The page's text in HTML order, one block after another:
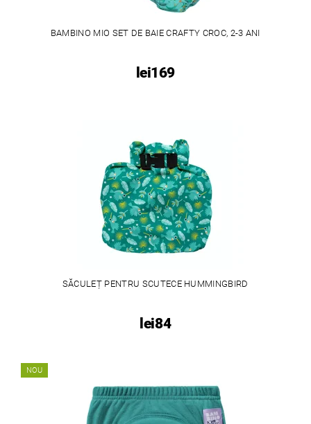
BAMBINO MIO SET DE BAIE CRAFTY CROC, 2-3 ANI
lei169
SĂCULEȚ PENTRU SCUTECE HUMMINGBIRD
lei84
NOU